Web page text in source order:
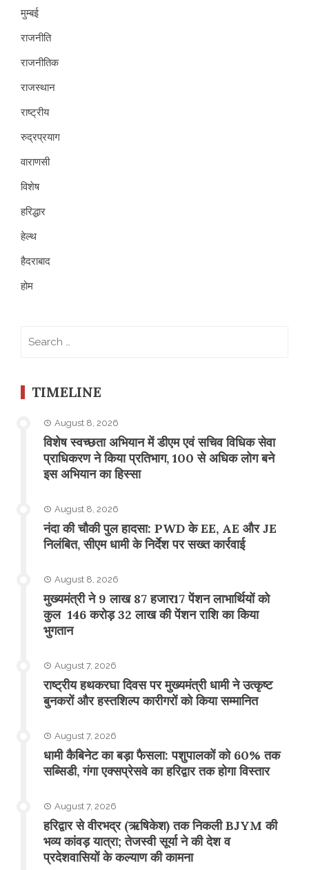
मुम्बई
राजनीति
राजनीतिक
राजस्थान
राष्ट्रीय
रुद्रप्रयाग
वाराणसी
विशेष
हरिद्धार
हेल्थ
हैदराबाद
होम
TIMELINE
August 8, 2026
विशेष स्वच्छता अभियान में डीएम एवं सचिव विधिक सेवा
प्राधिकरण ने किया प्रतिभाग, 100 से अधिक लोग बने
इस अभियान का हिस्सा
August 8, 2026
नंदा की चौकी पुल हादसा: PWD के EE, AE और JE
निलंबित, सीएम धामी के निर्देश पर सख्त कार्रवाई
August 8, 2026
मुख्यमंत्री ने 9 लाख 87 हजार17 पेंशन लाभार्थियों को
कुल 146 करोड़ 32 लाख की पेंशन राशि का किया
भुगतान
August 7, 2026
राष्ट्रीय हथकरघा दिवस पर मुख्यमंत्री धामी ने उत्कृष्ट
बुनकरों और हस्तशिल्प कारीगरों को किया सम्मानित
August 7, 2026
​धामी कैबिनेट का बड़ा फैसला: पशुपालकों को 60% तक
सब्सिडी, गंगा एक्सप्रेसवे का हरिद्वार तक होगा विस्तार
August 7, 2026
​हरिद्वार से वीरभद्र (ऋषिकेश) तक निकली BJYM की
भव्य कांवड़ यात्रा; तेजस्वी सूर्या ने की देश व
प्रदेशवासियों के कल्याण की कामना